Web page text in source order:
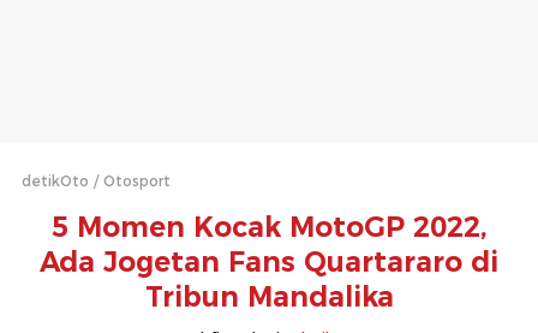
detikOto Otosport
5 Momen Kocak MotoGP 2022,
Ada Jogetan Fans Quartararo di
Tribun Mandalika